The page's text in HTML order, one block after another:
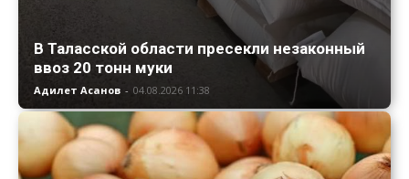
В Таласской области пресекли незаконный
ввоз 20 тонн муки
Адилет Асанов - 04.08.2026 11:38